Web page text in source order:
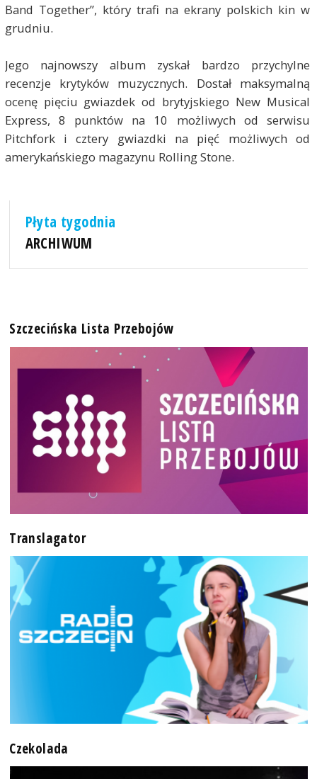
Band Together”, który trafi na ekrany polskich kin w
grudniu.
Jego najnowszy album zyskał bardzo przychylne
recenzje krytyków muzycznych. Dostał maksymalną
ocenę pięciu gwiazdek od brytyjskiego New Musical
Express, 8 punktów na 10 możliwych od serwisu
Pitchfork i cztery gwiazdki na pięć możliwych od
amerykańskiego magazynu Rolling Stone.
Płyta tygodnia
ARCHIWUM
Szczecińska Lista Przebojów
Translagator
Czekolada